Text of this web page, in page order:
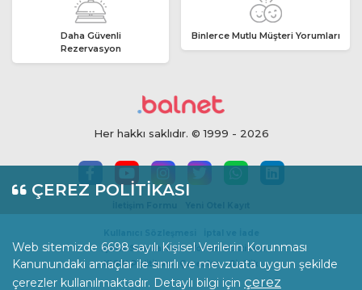
ÇEREZ POLİTİKASI
Web sitemizde 6698 sayılı Kişisel Verilerin Korunması
Kanunundaki amaçlar ile sınırlı ve mevzuata uygun şekilde
çerezler kullanılmaktadır. Detaylı bilgi için çerez
Daha Güvenli
Rezervasyon
Binlerce Mutlu Müşteri Yorumları
Her hakkı saklıdır. © 1999 - 2026
İçerik Standartları
Yorum Politikası
KVKK Politikası
Çerezler Gizlilik